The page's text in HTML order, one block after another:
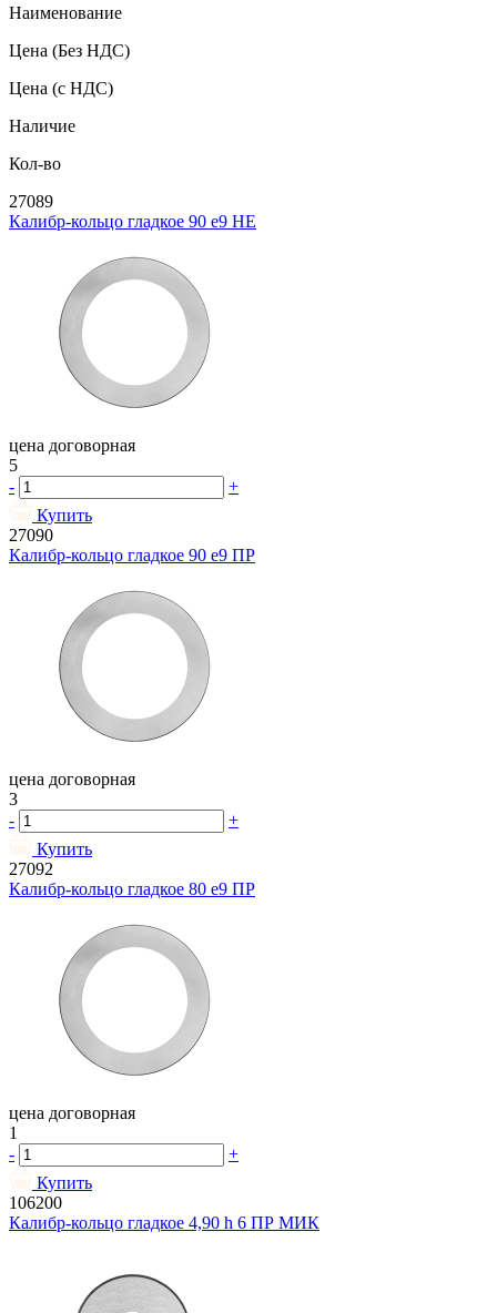
Наименование
Цена (Без НДС)
Цена (с НДС)
Наличие
Кол-во
27089
Калибр-кольцо гладкое 90 e9 НЕ
цена договорная
5
-
+
Купить
27090
Калибр-кольцо гладкое 90 e9 ПР
цена договорная
3
-
+
Купить
27092
Калибр-кольцо гладкое 80 e9 ПР
цена договорная
1
-
+
Купить
106200
Калибр-кольцо гладкое 4,90 h 6 ПР МИК